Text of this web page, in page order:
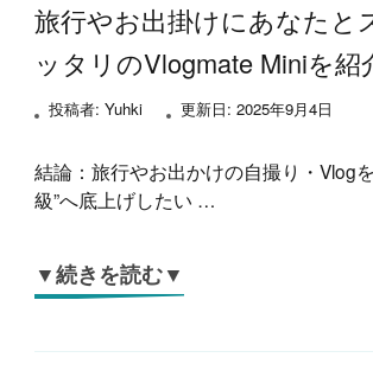
旅行やお出掛けにあなたと
ッタリのVlogmate Miniを紹
投稿者: Yuhki 更新日: 2025年9月4日
結論：旅行やお出かけの自撮り・Vlog
級”へ底上げしたい …
▼続きを読む▼